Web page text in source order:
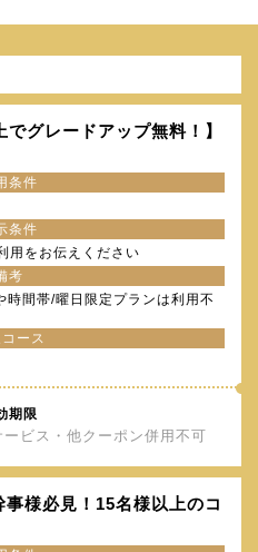
グレードアップ無料！】
条件
条件
用をお伝えください
考
間帯/曜日限定プランは利用不
ース
期限
ービス・他クーポン併用不可
様必見！15名様以上のコ